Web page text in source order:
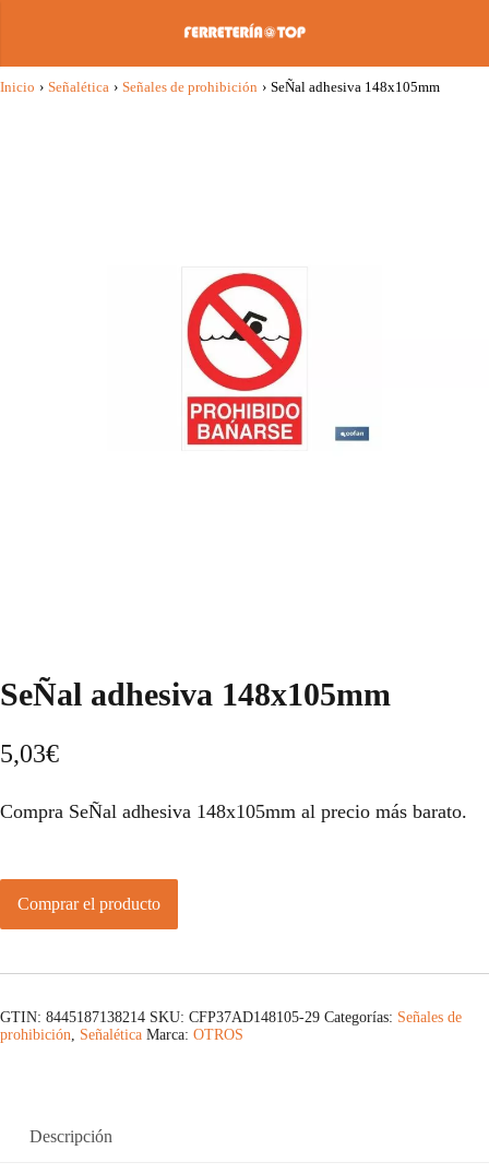
Inicio › Señalética › Señales de prohibición › SeÑal adhesiva 148x105mm
SeÑal adhesiva 148x105mm
5,03€
Compra SeÑal adhesiva 148x105mm al precio más barato.
Comprar el producto
GTIN: 8445187138214 SKU: CFP37AD148105-29 Categorías: Señales de
prohibición, Señalética Marca: OTROS
Descripción